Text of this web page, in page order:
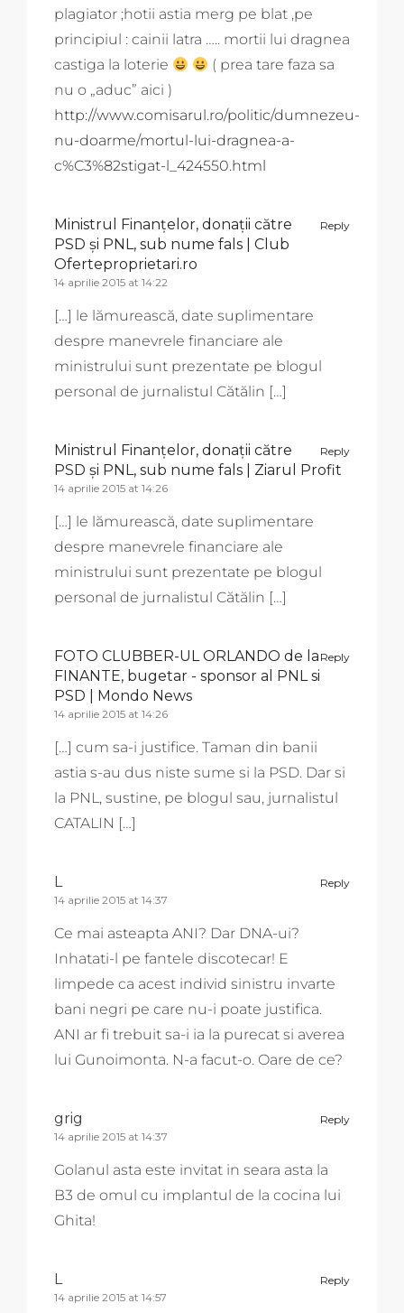
plagiator ;hotii astia merg pe blat ,pe
principiul : cainii latra ….. mortii lui dragnea
castiga la loterie
( prea tare faza sa
nu o „aduc” aici )
http://www.comisarul.ro/politic/dumnezeu-
nu-doarme/mortul-lui-dragnea-a-
c%C3%82stigat-l_424550.html
Reply
Ministrul Finanţelor, donaţii către
PSD şi PNL, sub nume fals | Club
Oferteproprietari.ro
14 aprilie 2015 at 14:22
[…] le lămurească, date suplimentare
despre manevrele financiare ale
ministrului sunt prezentate pe blogul
personal de jurnalistul Cătălin […]
Reply
Ministrul Finanţelor, donaţii către
PSD şi PNL, sub nume fals | Ziarul Profit
14 aprilie 2015 at 14:26
[…] le lămurească, date suplimentare
despre manevrele financiare ale
ministrului sunt prezentate pe blogul
personal de jurnalistul Cătălin […]
Reply
FOTO CLUBBER-UL ORLANDO de la
FINANTE, bugetar - sponsor al PNL si
PSD | Mondo News
14 aprilie 2015 at 14:26
[…] cum sa-i justifice. Taman din banii
astia s-au dus niste sume si la PSD. Dar si
la PNL, sustine, pe blogul sau, jurnalistul
CATALIN […]
Reply
L
14 aprilie 2015 at 14:37
Ce mai asteapta ANI? Dar DNA-ui?
Inhatati-l pe fantele discotecar! E
limpede ca acest individ sinistru invarte
bani negri pe care nu-i poate justifica.
ANI ar fi trebuit sa-i ia la purecat si averea
lui Gunoimonta. N-a facut-o. Oare de ce?
Reply
grig
14 aprilie 2015 at 14:37
Golanul asta este invitat in seara asta la
B3 de omul cu implantul de la cocina lui
Ghita!
Reply
L
14 aprilie 2015 at 14:57